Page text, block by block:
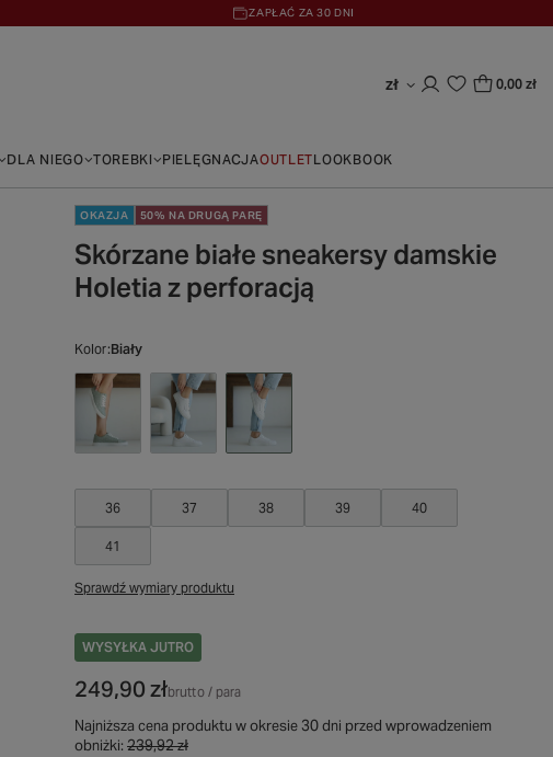
ZAPŁAĆ ZA 30 DNI
zł 0,00 zł
DLA NIEGO TOREBKI PIELĘGNACJAOUTLETLOOKBOOK
OKAZJA 50% NA DRUGĄ PARĘ
Skórzane białe sneakersy damskie
Holetia z perforacją
Kolor Biały
36 37 38 39 40
41
Sprawdź wymiary produktu
WYSYŁKAJUTRO
249,90 złbrutto/ para
Najniższa cena produktu w okresie 30 dni przed wprowadzeniem
obniżki:239,92 zł